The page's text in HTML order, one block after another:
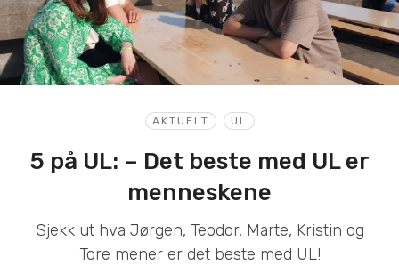
AKTUELT UL
5 på UL: – Det beste med UL er
menneskene
Sjekk ut hva Jørgen, Teodor, Marte, Kristin og
Tore mener er det beste med UL!